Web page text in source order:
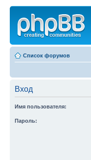
Список форумов
Вход
Имя пользователя:
Пароль: